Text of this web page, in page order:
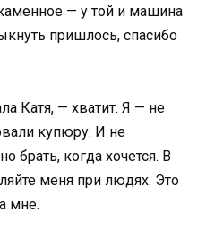
— у той и машина
пришлось, спасибо
Катя, — хватит. Я — не
купюру. И не
брать, когда хочется. В
меня при людях. Это
мне.